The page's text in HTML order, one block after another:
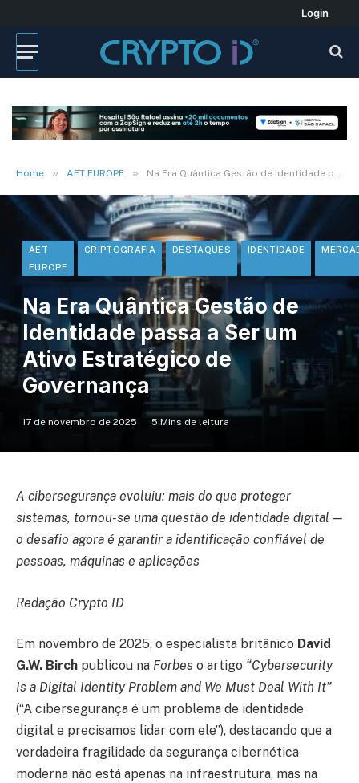
Login
Home » AET EUROPE » Na Era Quântica Gestão de Identidade passa a Ser um Ativo Estratégico de Governança
AET
EUROPE
CRIPTOGRAFIA DESTAQUES IDENTIDADE
Na Era Quântica Gestão de
Identidade passa a Ser um
Ativo Estratégico de
Governança
17 de novembro de 2025 5 Mins de leitura
A cibersegurança evoluiu: mais do que proteger
sistemas, tornou-se uma questão de identidade digital —
o desafio agora é garantir a identificação confiável de
pessoas, máquinas e aplicações
Redação Crypto ID
Em novembro de 2025, o especialista britânico David
G.W. Birch publicou na Forbes o artigo “Cybersecurity
Is a Digital Identity Problem and We Must Deal With It”
(“A cibersegurança é um problema de identidade
digital e precisamos lidar com ele”), destacando que a
verdadeira fragilidade da segurança cibernética
moderna não está apenas na infraestrutura, mas na